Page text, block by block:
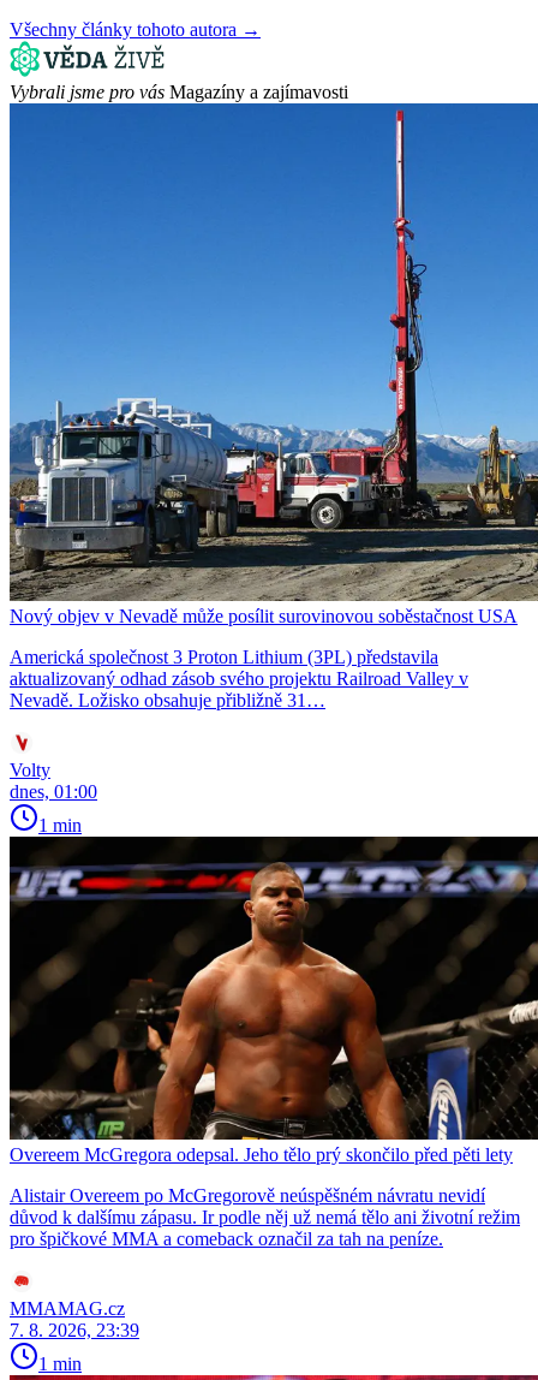
Všechny články tohoto autora →
Vybrali jsme pro vás Magazíny a zajímavosti
Nový objev v Nevadě může posílit surovinovou soběstačnost USA
Americká společnost 3 Proton Lithium (3PL) představila
aktualizovaný odhad zásob svého projektu Railroad Valley v
Nevadě. Ložisko obsahuje přibližně 31…
Volty
dnes, 01:00
1 min
Overeem McGregora odepsal. Jeho tělo prý skončilo před pěti lety
Alistair Overeem po McGregorově neúspěšném návratu nevidí
důvod k dalšímu zápasu. Ir podle něj už nemá tělo ani životní režim
pro špičkové MMA a comeback označil za tah na peníze.
MMAMAG.cz
7. 8. 2026, 23:39
1 min